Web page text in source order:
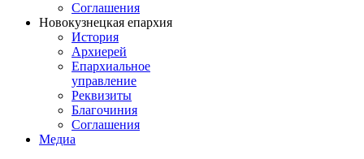
Соглашения
Новокузнецкая епархия
История
Архиерей
Епархиальное
управление
Реквизиты
Благочиния
Соглашения
Медиа